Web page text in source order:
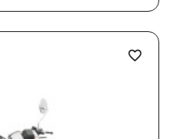
favorite_border